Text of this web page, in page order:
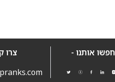
חפשו אותנו -
צרו